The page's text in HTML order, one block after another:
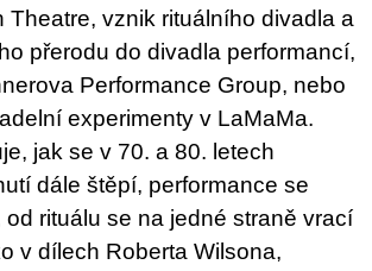
Theatre, vznik rituálního divadla a
přerodu do divadla performancí,
Performance Group, nebo
experimenty v LaMaMa.
jak se v 70. a 80. letech
dále štěpí, performance se
od rituálu se na jedné straně vrací
v dílech Roberta Wilsona,